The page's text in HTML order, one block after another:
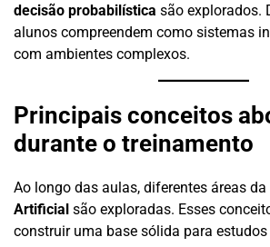
decisão probabilística são explorados.
alunos compreendem como sistemas
com ambientes complexos.
Principais conceitos
durante o treinamento
Ao longo das aulas, diferentes áreas da
Artificial são exploradas. Esses
construir uma base sólida para